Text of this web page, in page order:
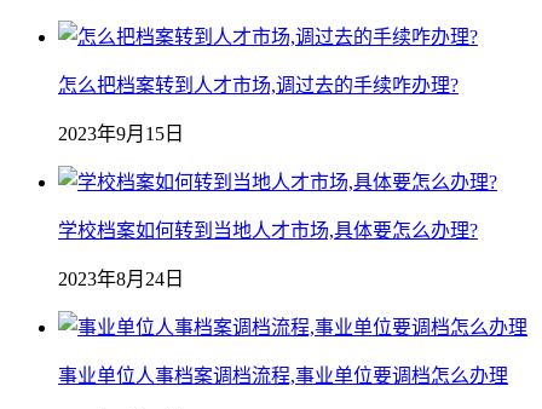
怎么把档案转到人才市场,调过去的手续咋办理?
2023年9月15日
学校档案如何转到当地人才市场,具体要怎么办理?
2023年8月24日
事业单位人事档案调档流程,事业单位要调档怎么办理